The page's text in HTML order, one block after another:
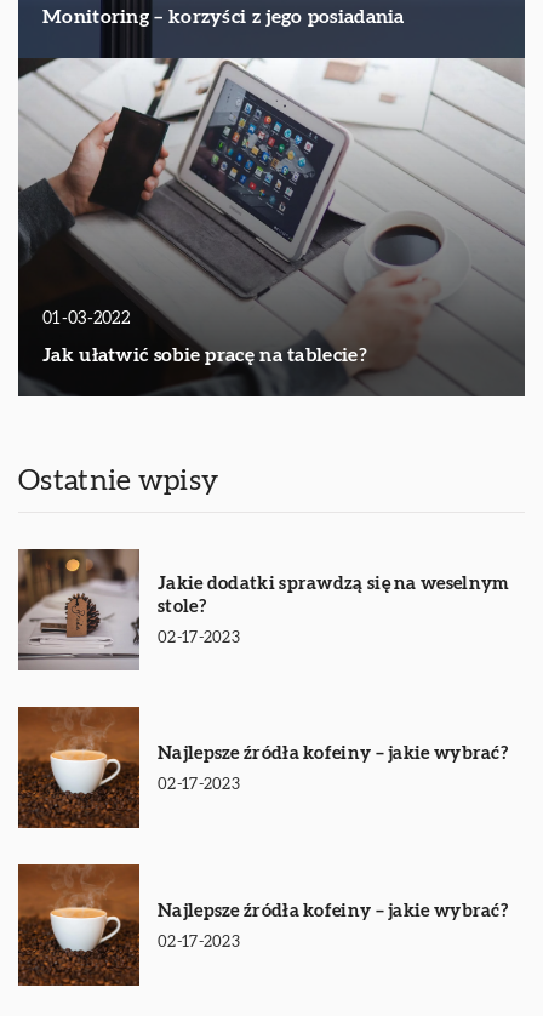
Monitoring – korzyści z jego posiadania
01-03-2022
Jak ułatwić sobie pracę na tablecie?
Ostatnie wpisy
Jakie dodatki sprawdzą się na weselnym
stole?
02-17-2023
Najlepsze źródła kofeiny – jakie wybrać?
02-17-2023
Najlepsze źródła kofeiny – jakie wybrać?
02-17-2023